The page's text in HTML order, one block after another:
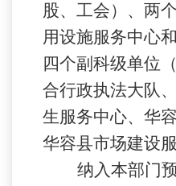
股、工会）、两
用设施服务中心
四个副科级单位
合行政执法大队
生服务中心、华
华容县市场建设
纳入本部门